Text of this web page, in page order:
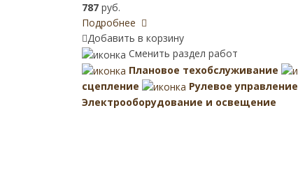
787 руб.
Подробнее
Добавить в корзину
Сменить раздел работ
Плановое техобслуживание
сцепление
Рулевое управление
Электрооборудование и освещение